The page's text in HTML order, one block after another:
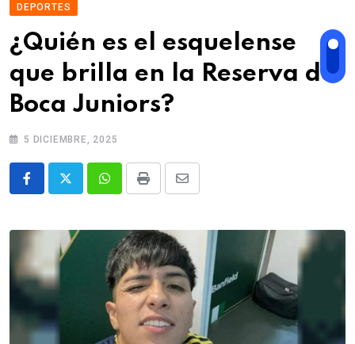
DEPORTES
¿Quién es el esquelense
que brilla en la Reserva de
Boca Juniors?
5 DICIEMBRE, 2025
WhatsappPrint
Share
Email